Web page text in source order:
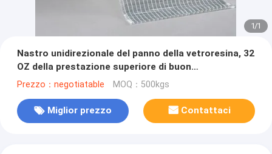
1/1
Nastro unidirezionale del panno della vetroresina, 32
OZ della prestazione superiore di buon
anticorrosivo, acido ed alcali e calore.
Prezzo：negotiatable MOQ：500kgs
Miglior prezzo Contattaci